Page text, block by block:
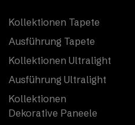
Kollektionen Tapete
Ausführung Tapete
Kollektionen Ultralight
Ausführung Ultralight
Kollektionen
Dekorative Paneele